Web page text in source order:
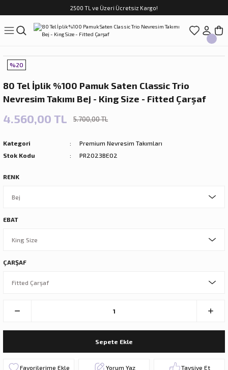
2500 TL ve Üzeri Ücretsiz Kargo!
Geri Dön
Takımları
Takımları
Geri Dön
Geri Dön
Geri Dön
Geri Dön
Geri Dön
Geri Dön
Hediyeler
%20
80 Tel İplik %100 Pamuk Saten Classic Trio
Nevresim Takımı Bej - King Size - Fitted Çarşaf
4.560,00 TL 5.700,00 TL
Kategori
Premium Nevresim Takımları
Stok Kodu
PR2023BE02
RENK
EBAT
ÇARŞAF
Sepete Ekle
Yorum Yaz Tavsiye Et